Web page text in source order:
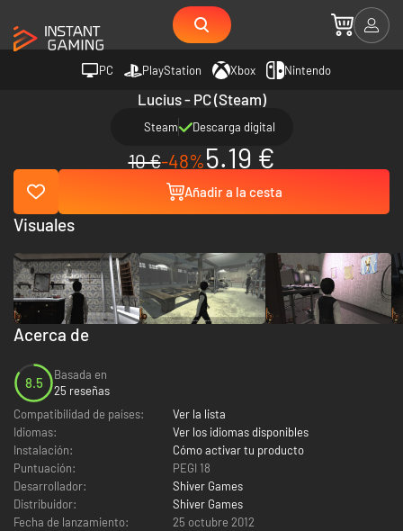
PC PlayStation Xbox Nintendo
Lucius - PC (Steam)
Steam Descarga digital
10 €-48%5.19 €
Añadir a la cesta
Acerca de
8.5
Basada en
25 reseñas
Compatibilidad de países:
Ver la lista
Idiomas:
Ver los idiomas disponibles
Instalación:
Cómo activar tu producto
Puntuación:
PEGI 18
Desarrollador:
Shiver Games
Distribuidor:
Shiver Games
Fecha de lanzamiento:
25 octubre 2012
Visuales